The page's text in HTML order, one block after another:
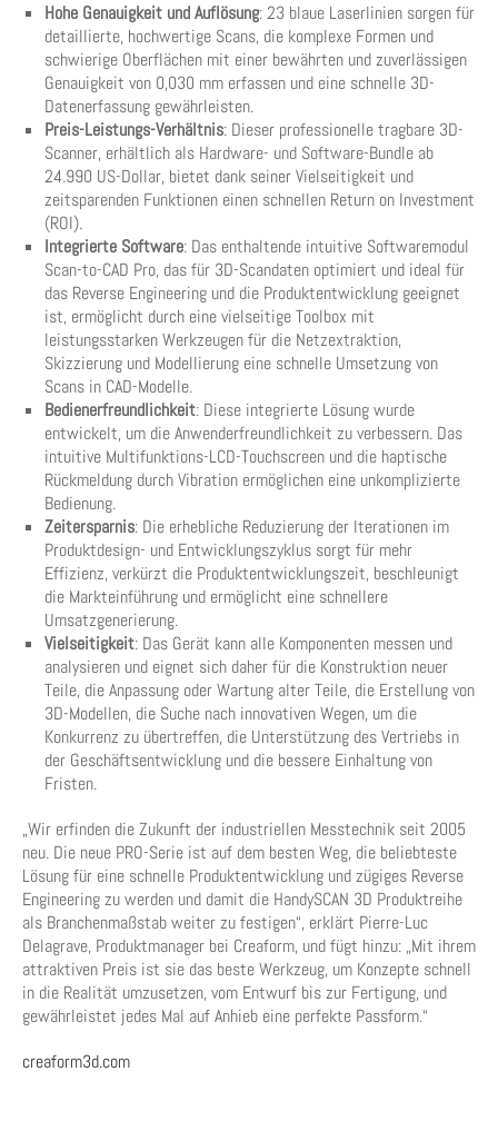
Hohe Genauigkeit und Auflösung: 23 blaue Laserlinien sorgen für
detaillierte, hochwertige Scans, die komplexe Formen und
schwierige Oberflächen mit einer bewährten und zuverlässigen
Genauigkeit von 0,030 mm erfassen und eine schnelle 3D-
Datenerfassung gewährleisten.
Preis-Leistungs-Verhältnis: Dieser professionelle tragbare 3D-
Scanner, erhältlich als Hardware- und Software-Bundle ab
24.990 US-Dollar, bietet dank seiner Vielseitigkeit und
zeitsparenden Funktionen einen schnellen Return on Investment
(ROI).
Integrierte Software: Das enthaltende intuitive Softwaremodul
Scan-to-CAD Pro, das für 3D-Scandaten optimiert und ideal für
das Reverse Engineering und die Produktentwicklung geeignet
ist, ermöglicht durch eine vielseitige Toolbox mit
leistungsstarken Werkzeugen für die Netzextraktion,
Skizzierung und Modellierung eine schnelle Umsetzung von
Scans in CAD-Modelle.
Bedienerfreundlichkeit: Diese integrierte Lösung wurde
entwickelt, um die Anwenderfreundlichkeit zu verbessern. Das
intuitive Multifunktions-LCD-Touchscreen und die haptische
Rückmeldung durch Vibration ermöglichen eine unkomplizierte
Bedienung.
Zeitersparnis: Die erhebliche Reduzierung der Iterationen im
Produktdesign- und Entwicklungszyklus sorgt für mehr
Effizienz, verkürzt die Produktentwicklungszeit, beschleunigt
die Markteinführung und ermöglicht eine schnellere
Umsatzgenerierung.
Vielseitigkeit: Das Gerät kann alle Komponenten messen und
analysieren und eignet sich daher für die Konstruktion neuer
Teile, die Anpassung oder Wartung alter Teile, die Erstellung von
3D-Modellen, die Suche nach innovativen Wegen, um die
Konkurrenz zu übertreffen, die Unterstützung des Vertriebs in
der Geschäftsentwicklung und die bessere Einhaltung von
Fristen.
„Wir erfinden die Zukunft der industriellen Messtechnik seit 2005
neu. Die neue PRO-Serie ist auf dem besten Weg, die beliebteste
Lösung für eine schnelle Produktentwicklung und zügiges Reverse
Engineering zu werden und damit die HandySCAN 3D Produktreihe
als Branchenmaßstab weiter zu festigen“, erklärt Pierre-Luc
Delagrave, Produktmanager bei Creaform, und fügt hinzu: „Mit ihrem
attraktiven Preis ist sie das beste Werkzeug, um Konzepte schnell
in die Realität umzusetzen, vom Entwurf bis zur Fertigung, und
gewährleistet jedes Mal auf Anhieb eine perfekte Passform.“
creaform3d.com